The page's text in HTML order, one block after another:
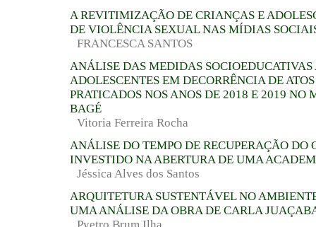
A REVITIMIZAÇÃO DE CRIANÇAS E
DE VIOLÊNCIA SEXUAL NAS MÍDIAS
FRANCESCA SANTOS
ANÁLISE DAS MEDIDAS
ADOLESCENTES EM DECORRÊNCIA DE
PRATICADOS NOS ANOS DE 2018 E 2019 NO
BAGÉ
Vitoria Ferreira Rocha
ANÁLISE DO TEMPO DE RECUPERAÇÃO DO
INVESTIDO NA ABERTURA DE UMA
Jéssica Alves dos Santos
ARQUITETURA SUSTENTÁVEL NO
UMA ANÁLISE DA OBRA DE CARLA